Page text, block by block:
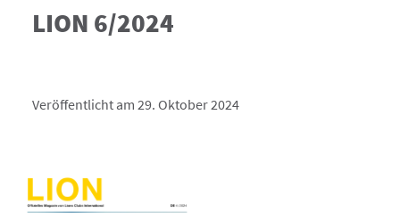
LION 6/2024
Veröffentlicht am 29. Oktober 2024